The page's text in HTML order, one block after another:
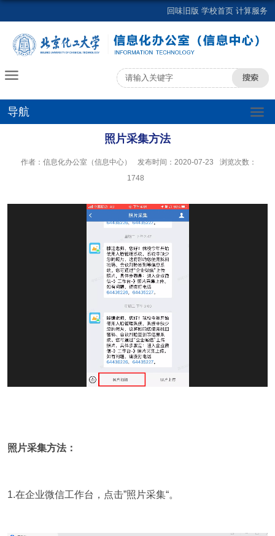
回味旧版 学校首页 计算服务
导航
照片采集方法
作者：信息化办公室（信息中心） 发布时间：2020-07-23
浏览次数：
1748
照片采集方法：
1.在企业微信工作台，点击”照片采集“。